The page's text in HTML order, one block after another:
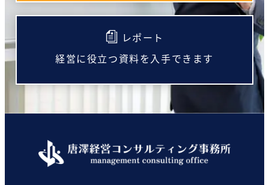
レポート
経営に役立つ資料を入手できます